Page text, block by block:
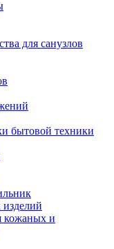
для санузлов
бытовой техники
кожаных и